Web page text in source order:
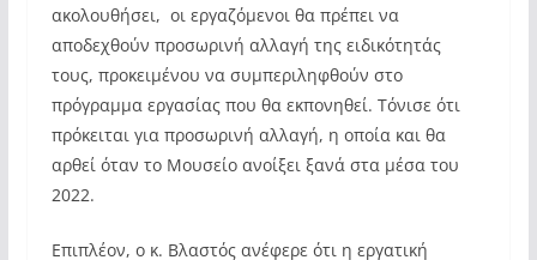
ακολουθήσει, οι εργαζόμενοι θα πρέπει να
αποδεχθούν προσωρινή αλλαγή της ειδικότητάς
τους, προκειμένου να συμπεριληφθούν στο
πρόγραμμα εργασίας που θα εκπονηθεί. Τόνισε ότι
πρόκειται για προσωρινή αλλαγή, η οποία και θα
αρθεί όταν το Μουσείο ανοίξει ξανά στα μέσα του
2022.
Επιπλέον, ο κ. Βλαστός ανέφερε ότι η εργατική